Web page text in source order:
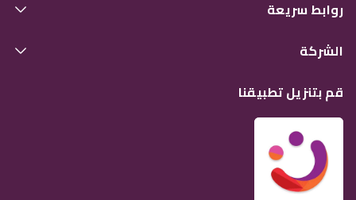
روابط سريعة
الشركة
قم بتنزيل تطبيقنا